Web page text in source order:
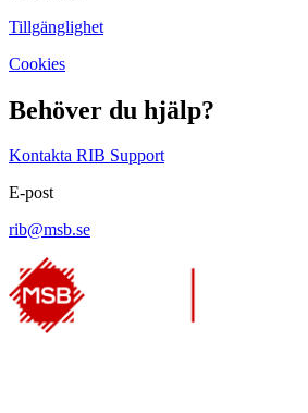
Tillgänglighet
Cookies
Behöver du hjälp?
Kontakta RIB Support
E-post
rib@msb.se